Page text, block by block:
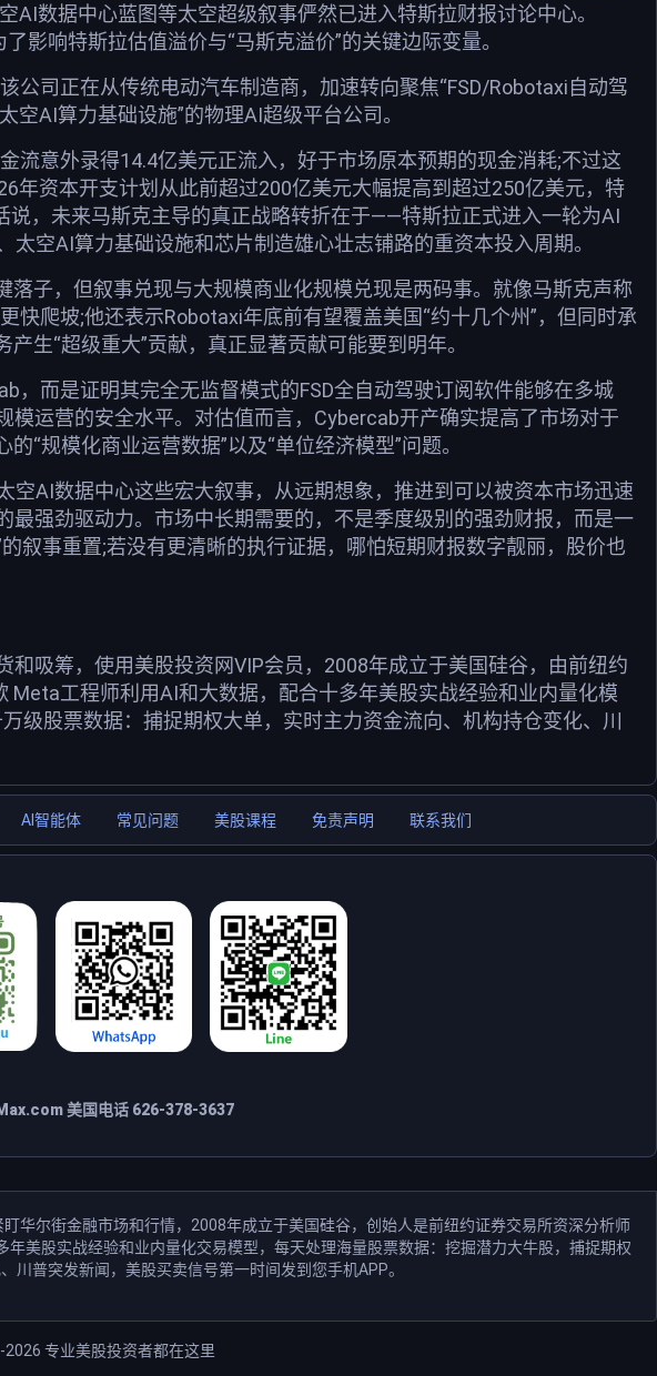
数据中心蓝图等太空超级叙事俨然已进入特斯拉财报讨论中心。
影响特斯拉估值溢价与“马斯克溢价”的关键边际变量。
司正在从传统电动汽车制造商，加速转向聚焦“FSD/Robotaxi自动驾
AI算力基础设施”的物理AI超级平台公司。
流意外录得14.4亿美元正流入，好于市场原本预期的现金消耗;不过这
年资本开支计划从此前超过200亿美元大幅提高到超过250亿美元，特
说，未来马斯克主导的真正战略转折在于——特斯拉正式进入一轮为AI
空AI算力基础设施和芯片制造雄心壮志铺路的重资本投入周期。
子，但叙事兑现与大规模商业化规模兑现是两码事。就像马斯克声称
爬坡;他还表示Robotaxi年底前有望覆盖美国“约十几个州”，但同时承
生“超级重大”贡献，真正显著贡献可能要到明年。
，而是证明其完全无监督模式的FSD全自动驾驶订阅软件能够在多城
运营的安全水平。对估值而言，Cybercab开产确实提高了市场对于
“规模化商业运营数据”以及“单位经济模型”问题。
空AI数据中心这些宏大叙事，从远期想象，推进到可以被资本市场迅速
强劲驱动力。市场中长期需要的，不是季度级别的强劲财报，而是一
叙事重置;若没有更清晰的执行证据，哪怕短期财报数字靓丽，股价也
吸筹，使用美股投资网VIP会员，2008年成立于美国硅谷，由前纽约
工程师利用AI和大数据，配合十多年美股实战经验和业内量化模
级股票数据：捕捉期权大单，实时主力资金流向、机构持仓变化、川
AI智能体 常见问题 美股课程 免责声明 联系我们
美国电话 626-378-3637
华尔街金融市场和行情，2008年成立于美国硅谷，创始人是前纽约证券交易所资深分析师
美股实战经验和业内量化交易模型，每天处理海量股票数据：挖掘潜力大牛股，捕捉期权
川普突发新闻，美股买卖信号第一时间发到您手机APP。
2026 专业美股投资者都在这里